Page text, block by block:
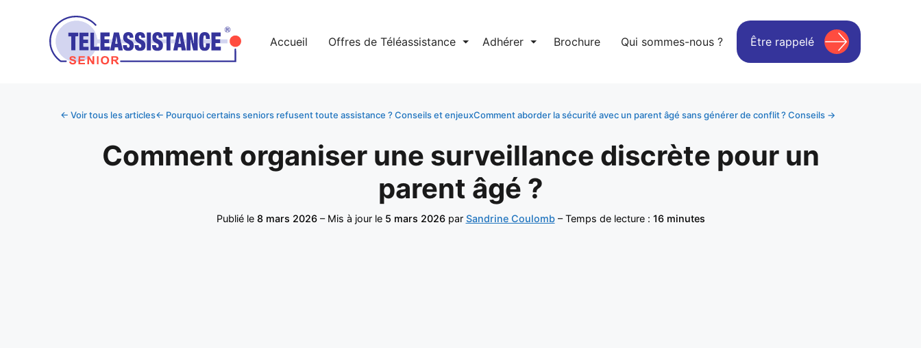
Accueil Offres de Téléassistance ⏷ Adhérer ⏷ Brochure Qui sommes-nous ? Être rappelé
← Voir tous les articles← Pourquoi certains seniors refusent toute assistance ? Conseils et enjeuxComment aborder la sécurité avec un parent âgé sans générer de conflit ? Conseils →
Comment organiser une surveillance discrète pour un
parent âgé ?
Publié le 8 mars 2026– Mis à jour le 5 mars 2026par Sandrine Coulomb– Temps de lecture : 16 minutes